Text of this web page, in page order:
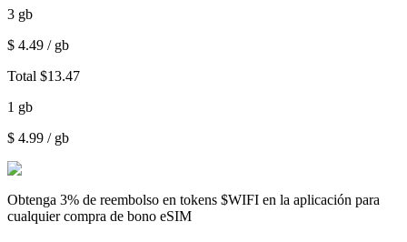
3 gb
$ 4.49 / gb
Total $13.47
1 gb
$ 4.99 / gb
Obtenga 3% de reembolso en tokens $WIFI en la aplicación para
cualquier compra de bono eSIM